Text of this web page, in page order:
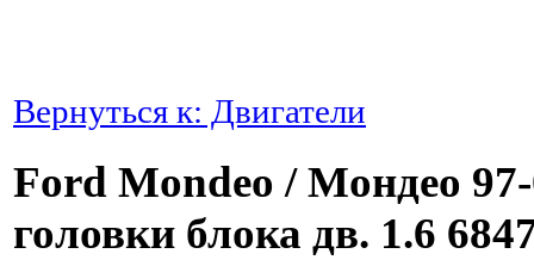
Вернуться к: Двигатели
Ford Mondeo / Мондео
головки блока дв. 1.6